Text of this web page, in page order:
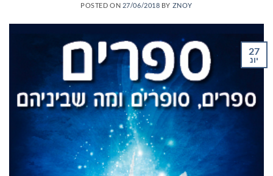
POSTED ON 27/06/2018 BY ZNOY
27
יונ